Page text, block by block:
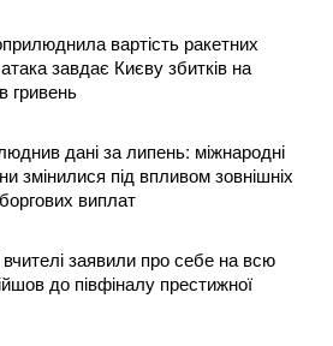
вартість ракетних
завдає Києву збитків на
гривень
дані за липень: міжнародні
змінилися під впливом зовнішніх
виплат
вчителі заявили про себе на всю
до півфіналу престижної